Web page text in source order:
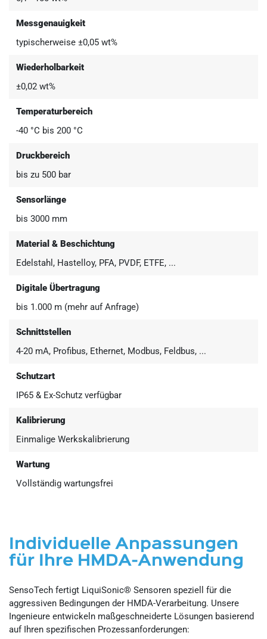
Messgenauigkeit
typischerweise ±0,05 wt%
Wiederholbarkeit
±0,02 wt%
Temperaturbereich
-40 °C bis 200 °C
Druckbereich
bis zu 500 bar
Sensorlänge
bis 3000 mm
Material & Beschichtung
Edelstahl, Hastelloy, PFA, PVDF, ETFE, ...
Digitale Übertragung
bis 1.000 m (mehr auf Anfrage)
Schnittstellen
4-20 mA, Profibus, Ethernet, Modbus, Feldbus, ...
Schutzart
IP65 & Ex-Schutz verfügbar
Kalibrierung
Einmalige Werkskalibrierung
Wartung
Vollständig wartungsfrei
Individuelle Anpassungen
für Ihre HMDA-Anwendung
SensoTech fertigt LiquiSonic® Sensoren speziell für die
aggressiven Bedingungen der HMDA-Verarbeitung. Unsere
Ingenieure entwickeln maßgeschneiderte Lösungen basierend
auf Ihren spezifischen Prozessanforderungen: